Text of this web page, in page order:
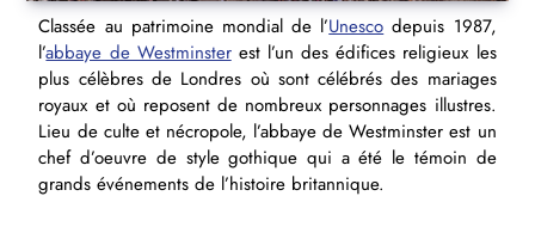
Classée au patrimoine mondial de l’Unesco depuis 1987,
l’abbaye de Westminsterest l’un des édifices religieux les
plus célèbres de Londres où sont célébrés des mariages
royaux et où reposent de nombreux personnages illustres.
Lieu de culte et nécropole, l’abbaye de Westminster est un
chef d’oeuvre de style gothique qui a été le témoin de
grands événements de l’histoire britannique.